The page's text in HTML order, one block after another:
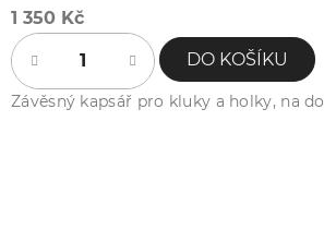
1 350 Kč
DO KOŠÍKU
Závěsný kapsář pro kluky a holky, na